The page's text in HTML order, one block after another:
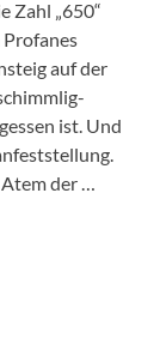
Zahl „650“
auf der
ist. Und
der …